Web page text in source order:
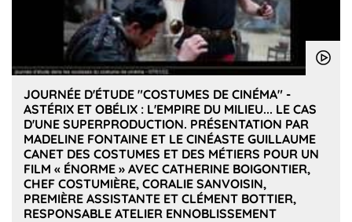
JOURNÉE D'ÉTUDE "COSTUMES DE CINÉMA" -
ASTÉRIX ET OBÉLIX : L'EMPIRE DU MILIEU... LE CAS
D'UNE SUPERPRODUCTION. PRÉSENTATION PAR
MADELINE FONTAINE ET LE CINÉASTE GUILLAUME
CANET DES COSTUMES ET DES MÉTIERS POUR UN
FILM « ÉNORME » AVEC CATHERINE BOIGONTIER,
CHEF COSTUMIÈRE, CORALIE SANVOISIN,
PREMIÈRE ASSISTANTE ET CLÉMENT BOTTIER,
RESPONSABLE ATELIER ENNOBLISSEMENT